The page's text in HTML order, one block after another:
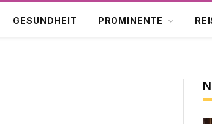
GESUNDHEIT PROMINENTE